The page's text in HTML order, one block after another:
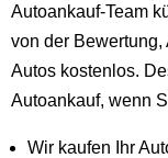
Autoankauf-Team
von der
Autos kostenlos.
Autoankauf, wenn
Wir kaufen Ihr